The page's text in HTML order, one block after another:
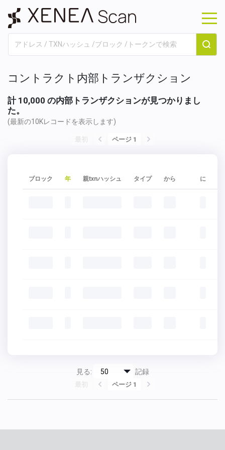
コントラクト内部トランザクション
計 10,000 の内部トランザクションが見つかりまし
た。
(最新の10Kレコードを表示します)
ページ 1
ブロック 年 親txnハッシュ タイプ から に
見る: 記録
ページ 1